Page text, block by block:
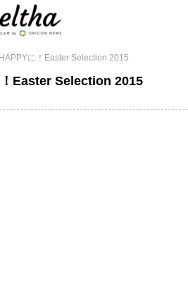
に！Easter Selection 2015
Easter Selection 2015